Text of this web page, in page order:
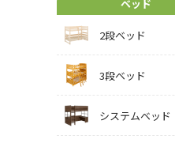
ベッド
2段ベッド
3段ベッド
システムベッド